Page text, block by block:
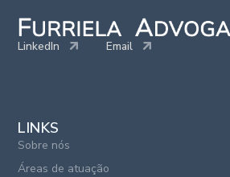
LINKS
Sobre nós
Áreas de atuação
LinkedIn Email